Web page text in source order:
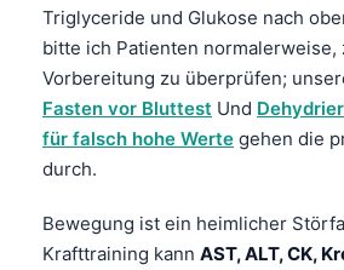
Triglyceride und Glukose nach
bitte ich Patienten normalerweise,
Vorbereitung zu überprüfen;
Fasten vor Bluttest Und
für falsch hohe Werte gehen die
durch.
Bewegung ist ein heimlicher
Krafttraining kann AST, ALT, CK,